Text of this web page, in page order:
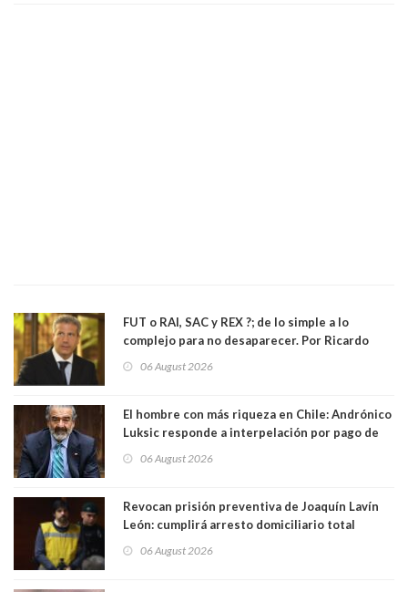
FUT o RAI, SAC y REX ?; de lo simple a lo
complejo para no desaparecer. Por Ricardo
06 August 2026
El hombre con más riqueza en Chile: Andrónico
Luksic responde a interpelación por pago de
día que me muera”
06 August 2026
Revocan prisión preventiva de Joaquín Lavín
León: cumplirá arresto domiciliario total
06 August 2026